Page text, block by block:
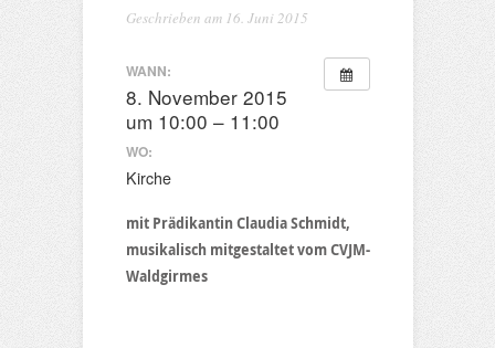
Geschrieben am 16. Juni 2015
WANN:
8. November 2015
um 10:00 – 11:00
WO:
Kirche
mit Prädikantin Claudia Schmidt,
musikalisch mitgestaltet vom CVJM-
Waldgirmes